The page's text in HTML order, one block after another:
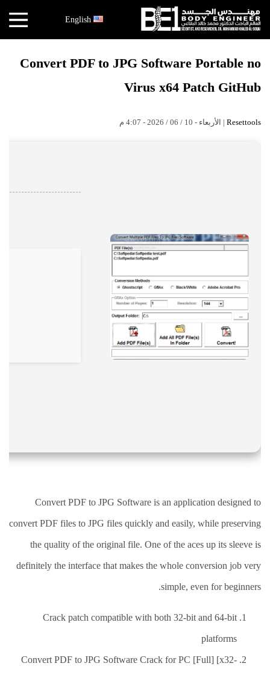
English ×
البقاعي
الأبحاث
قصص
النجاح
نقص
الاكسجين
والشلل
الدماغي
خلع
الولادة
بكل
بانواعها
العلاج
الطبيعي
الجسماني
باليد
قاعة
Convert PDF to JPG Software Portable no
Virus x64 Patch GitHub
Resettools | الأربعاء - 10 / 06 / 2026 - 4:07 م
Convert PDF to JPG Software is an application designed to
convert PDF files to JPG files quickly and easily, while preserving
the quality of the original file. One of the aces up its sleeve is
definitely the interface that makes the whole conversion job very
simple, even for beginners.
Crack patch compatible with both 32-bit and 64-bit
platforms
Convert PDF to JPG Software Crack for PC [Full] [x32-